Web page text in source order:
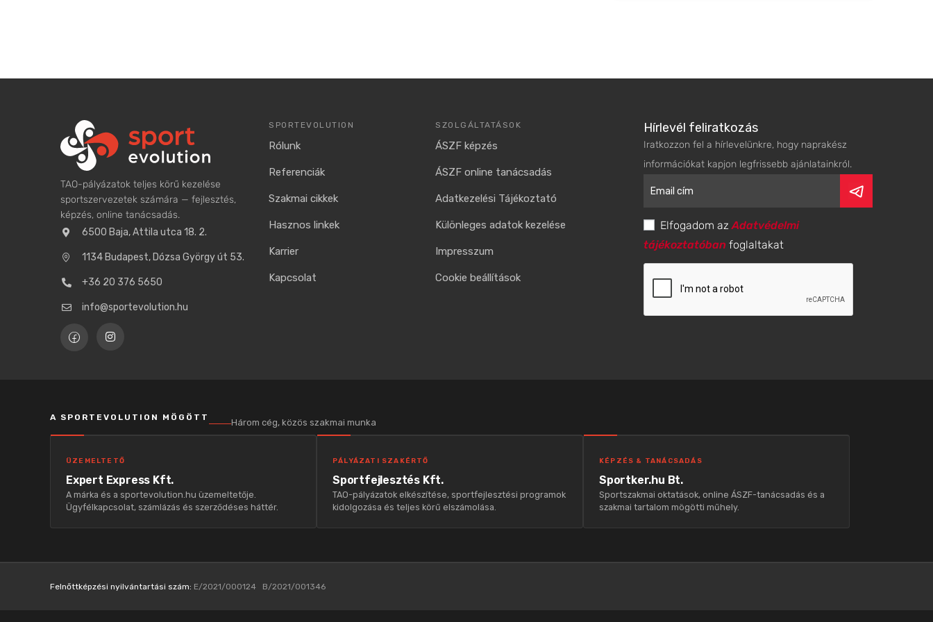
TAO-pályázatok teljes körű kezelése
sportszervezetek számára — fejlesztés,
képzés, online tanácsadás.
6500 Baja, Attila utca 18. 2.
1134 Budapest, Dózsa György út 53.
+36 20 376 5650
info@sportevolution.hu
SPORTEVOLUTION
Rólunk
Referenciák
Szakmai cikkek
Hasznos linkek
Karrier
Kapcsolat
SZOLGÁLTATÁSOK
ÁSZF képzés
ÁSZF online tanácsadás
Adatkezelési Tájékoztató
Különleges adatok kezelése
Impresszum
Cookie beállítások
Hírlevél feliratkozás
Iratkozzon fel a hírlevelünkre, hogy naprakész
információkat kapjon legfrissebb ajánlatainkról.
Elfogadom azAdatvédelmi
tájékoztatóban foglaltakat
A SPORTEVOLUTION MÖGÖTT Három cég, közös szakmai munka
ÜZEMELTETŐ
Expert Express Kft.
A márka és a sportevolution.hu üzemeltetője.
Ügyfélkapcsolat, számlázás és szerződéses háttér.
PÁLYÁZATI SZAKÉRTŐ
Sportfejlesztés Kft.
TAO-pályázatok elkészítése, sportfejlesztési programok
kidolgozása és teljes körű elszámolása.
KÉPZÉS & TANÁCSADÁS
Sportker.hu Bt.
Sportszakmai oktatások, online ÁSZF-tanácsadás és a
szakmai tartalom mögötti műhely.
Felnőttképzési nyilvántartási szám: E/2021/000124 B/2021/001346